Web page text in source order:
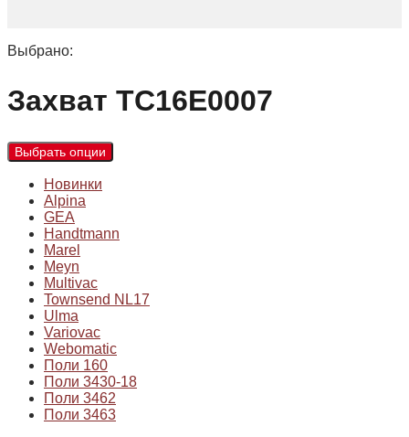
Выбрано:
Захват TC16E0007
Выбрать опции
Новинки
Alpina
GEA
Handtmann
Marel
Meyn
Multivac
Townsend NL17
Ulma
Variovac
Webomatic
Поли 160
Поли 3430-18
Поли 3462
Поли 3463